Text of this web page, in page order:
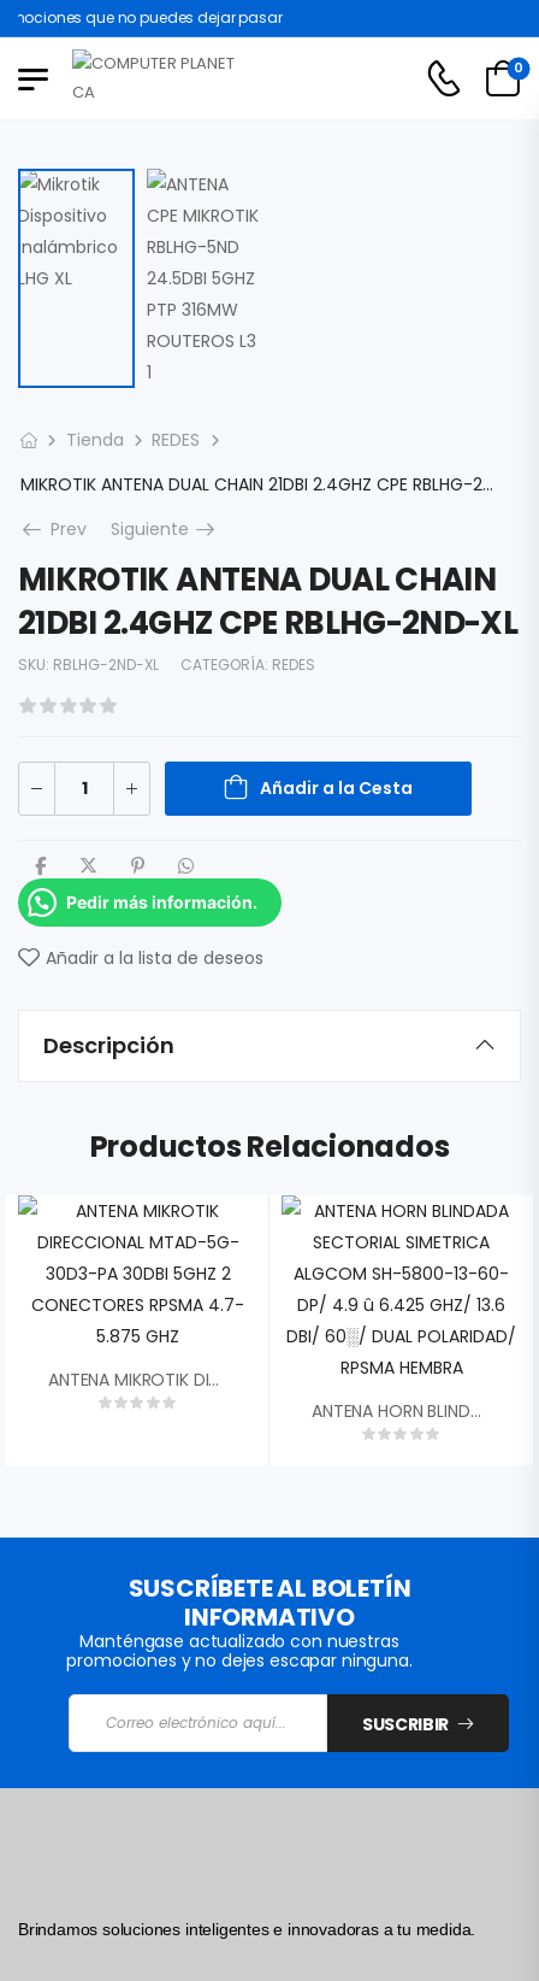
que no puedes dejar pasar
0
Tienda
REDES
MIKROTIK ANTENA DUAL CHAIN 21DBI 2.4GHZ CPE RBLHG-2ND-XL
Prev
Siguiente
MIKROTIK ANTENA DUAL CHAIN
21DBI 2.4GHZ CPE RBLHG-2ND-XL
SKU: RBLHG-2ND-XL CATEGORÍA: REDES
Añadir a la Cesta
Pedir más información.
Añadir a la lista de deseos
Descripción
Productos Relacionados
ANTENA MIKROTIK DIRECCIONAL MTAD-5G-30D3-PA 30DBI 5GHZ 2 CONECTORES RPSMA 4.7-5.875 GHZ
ANTENA HORN BLINDADA SECTORIAL SIMETRICA ALGCOM SH-5800-13-60-DP/ 4.9 Û 6.425 GHZ/ 13.6 DBI/ 60░/ DUAL POLARIDAD/ RPSMA HEMBRA
SUSCRÍBETE AL BOLETÍN
INFORMATIVO
Manténgase actualizado con nuestras
promociones y no dejes escapar ninguna.
SUSCRIBIR
Brindamos soluciones inteligentes e innovadoras a tu medida.